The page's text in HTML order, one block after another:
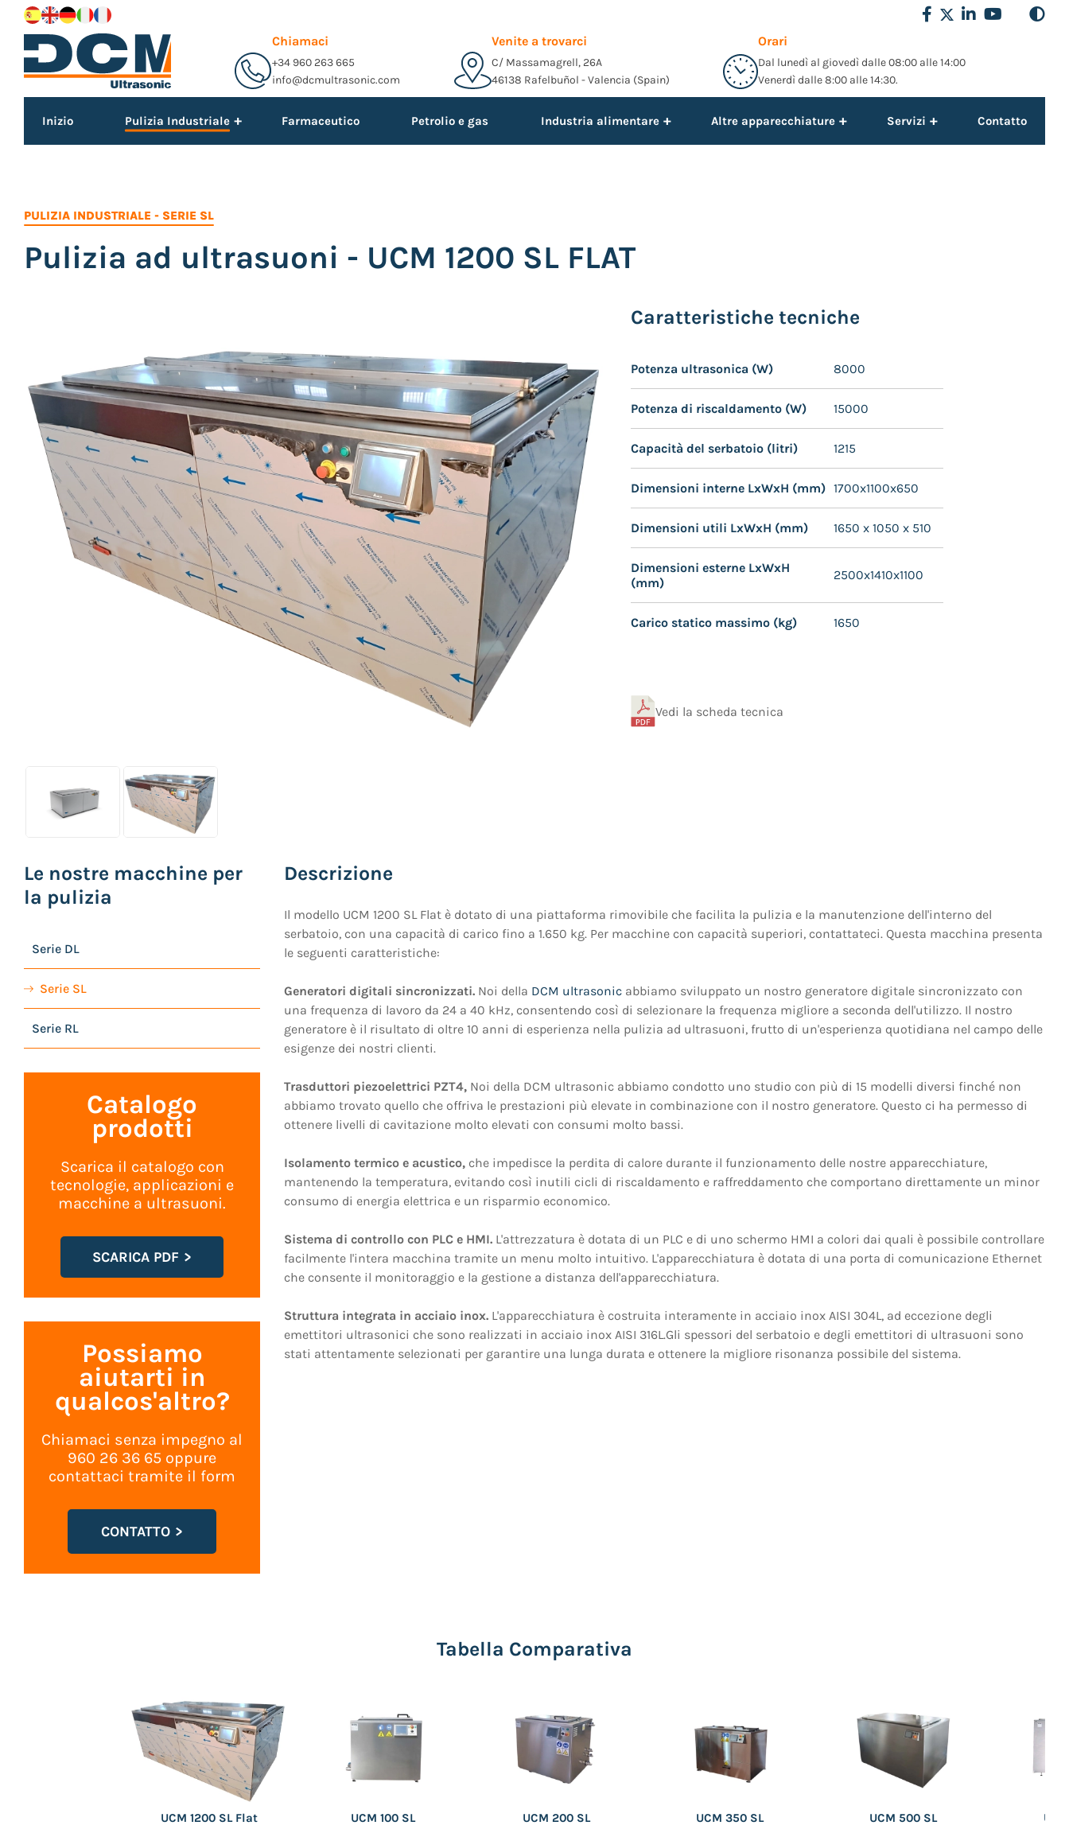
Chiamaci
+34 960 263 665
info@dcmultrasonic.com
Venite a trovarci
C/ Massamagrell, 26A
46138 Rafelbuñol - Valencia (Spain)
Orari
Dal lunedì al giovedì dalle 08:00 alle 14:00
Venerdì dalle 8:00 alle 14:30.
Inizio Pulizia Industriale + Farmaceutico Petrolio e gas Industria alimentare + Altre apparecchiature + Servizi + Contatto
PULIZIA INDUSTRIALE - SERIE SL
Pulizia ad ultrasuoni - UCM 1200 SL FLAT
Caratteristiche tecniche
Potenza ultrasonica (W) 8000
Potenza di riscaldamento (W) 15000
Capacità del serbatoio (litri) 1215
Dimensioni interne LxWxH (mm) 1700x1100x650
Dimensioni utili LxWxH (mm) 1650 x 1050 x 510
Dimensioni esterne LxWxH
(mm)
2500x1410x1100
Carico statico massimo (kg) 1650
Vedi la scheda tecnica
Descrizione
Il modello UCM 1200 SL Flat è dotato di una piattaforma rimovibile che facilita la pulizia e la manutenzione dell'interno del
serbatoio, con una capacità di carico fino a 1.650 kg. Per macchine con capacità superiori, contattateci. Questa macchina presenta
le seguenti caratteristiche:
Generatori digitali sincronizzati. Noi della DCM ultrasonic abbiamo sviluppato un nostro generatore digitale sincronizzato con
una frequenza di lavoro da 24 a 40 kHz, consentendo così di selezionare la frequenza migliore a seconda dell'utilizzo. Il nostro
generatore è il risultato di oltre 10 anni di esperienza nella pulizia ad ultrasuoni, frutto di un'esperienza quotidiana nel campo delle
esigenze dei nostri clienti.
Trasduttori piezoelettrici PZT4, Noi della DCM ultrasonic abbiamo condotto uno studio con più di 15 modelli diversi finché non
abbiamo trovato quello che offriva le prestazioni più elevate in combinazione con il nostro generatore. Questo ci ha permesso di
ottenere livelli di cavitazione molto elevati con consumi molto bassi.
Isolamento termico e acustico, che impedisce la perdita di calore durante il funzionamento delle nostre apparecchiature,
mantenendo la temperatura, evitando così inutili cicli di riscaldamento e raffreddamento che comportano direttamente un minor
consumo di energia elettrica e un risparmio economico.
Sistema di controllo con PLC e HMI. L'attrezzatura è dotata di un PLC e di uno schermo HMI a colori dai quali è possibile controllare
facilmente l'intera macchina tramite un menu molto intuitivo. L'apparecchiatura è dotata di una porta di comunicazione Ethernet
che consente il monitoraggio e la gestione a distanza dell'apparecchiatura.
Struttura integrata in acciaio inox. L'apparecchiatura è costruita interamente in acciaio inox AISI 304L, ad eccezione degli
emettitori ultrasonici che sono realizzati in acciaio inox AISI 316L.Gli spessori del serbatoio e degli emettitori di ultrasuoni sono
stati attentamente selezionati per garantire una lunga durata e ottenere la migliore risonanza possibile del sistema.
Le nostre macchine per
la pulizia
Serie DL
Serie SL
Serie RL
Catalogo
prodotti
Scarica il catalogo con
tecnologie, applicazioni e
macchine a ultrasuoni.
SCARICA PDF
Possiamo
aiutarti in
qualcos'altro?
Chiamaci senza impegno al
960 26 36 65 oppure
contattaci tramite il form
CONTATTO
Tabella Comparativa
UCM 1200 SL Flat UCM 100 SL UCM 200 SL UCM 350 SL UCM 500 SL